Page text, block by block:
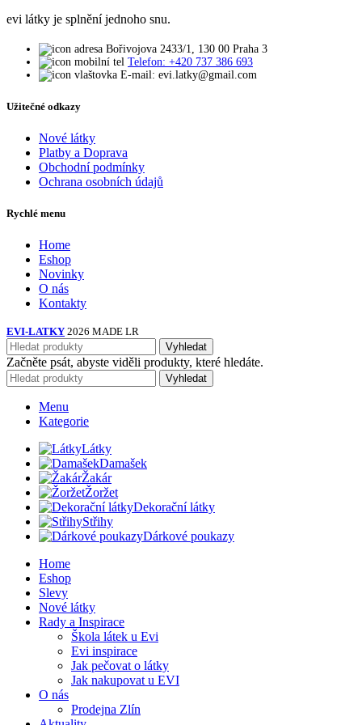
evi látky je splnění jednoho snu.
Bořivojova 2433/1, 130 00 Praha 3
Telefon: +420 737 386 693
E-mail: evi.latky@gmail.com
Užitečné odkazy
Nové látky
Platby a Doprava
Obchodní podmínky
Ochrana osobních údajů
Rychlé menu
Home
Eshop
Novinky
O nás
Kontakty
EVI-LATKY 2026 MADE LR
Vyhledat
Začněte psát, abyste viděli produkty, které hledáte.
Vyhledat
Menu
Kategorie
Látky
Damašek
Žakár
Žoržet
Dekorační látky
Střihy
Dárkové poukazy
Home
Eshop
Slevy
Nové látky
Rady a Inspirace
Škola látek u Evi
Evi inspirace
Jak pečovat o látky
Jak nakupovat u EVI
O nás
Prodejna Zlín